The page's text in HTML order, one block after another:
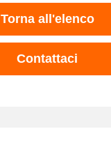
Torna all'elenco
Contattaci